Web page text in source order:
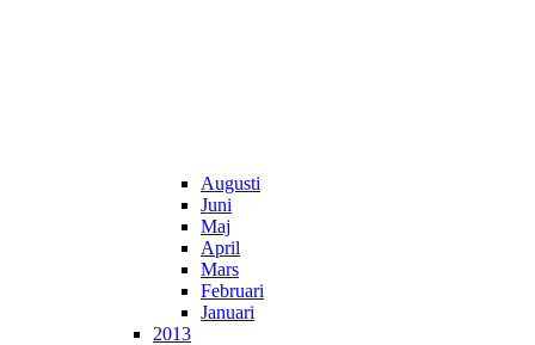
Augusti
Juni
Maj
April
Mars
Februari
Januari
2013